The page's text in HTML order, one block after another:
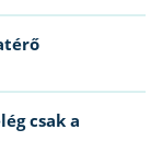
csak a